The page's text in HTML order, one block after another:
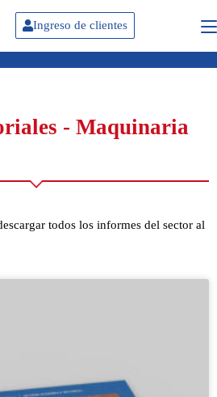
Ingreso de clientes
- Maquinaria
todos los informes del sector al